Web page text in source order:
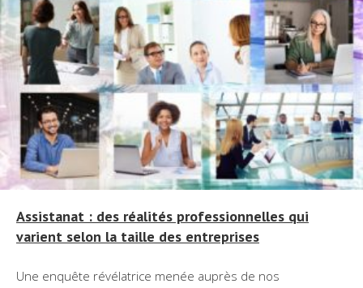
Assistanat : des réalités professionnelles qui
varient selon la taille des entreprises
Une enquête révélatrice menée auprès de nos